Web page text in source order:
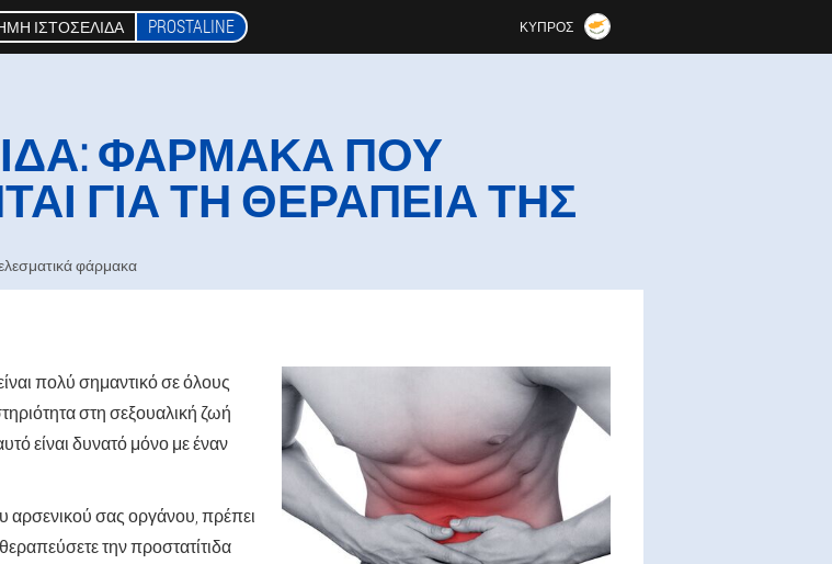
ΙΣΤΟΣΕΛΊΔΑ PROSTALINE ΚΎΠΡΟΣ
ΦΆΡΜΑΚΑ ΠΟΥ
ΓΙΑ ΤΗ ΘΕΡΑΠΕΊΑ ΤΗΣ
φάρμακα
πολύ σημαντικό σε όλους
στη σεξουαλική ζωή
είναι δυνατό μόνο με έναν
αρσενικού σας οργάνου, πρέπει
την προστατίτιδα